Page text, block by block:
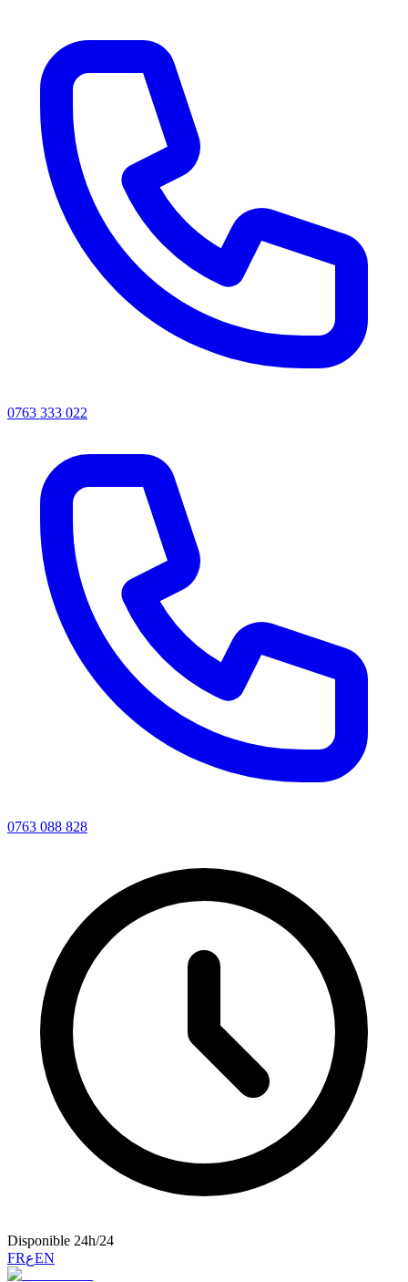
0763 333 022
0763 088 828
Disponible 24h/24
FRعEN